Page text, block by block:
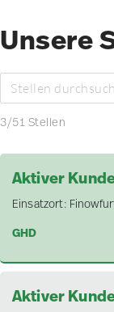
Unsere
3/51 Stellen
Aktiver
Einsatzort:
GHD
Aktiver